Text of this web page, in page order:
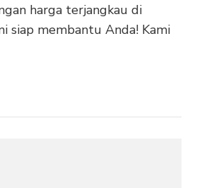
harga terjangkau di
siap membantu Anda! Kami